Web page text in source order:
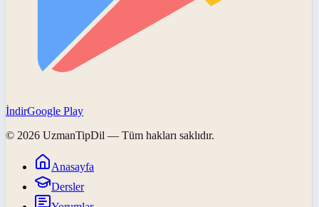
İndirGoogle Play
© 2026 UzmanTipDil — Tüm hakları saklıdır.
Anasayfa
Dersler